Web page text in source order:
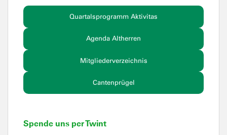
Quartalsprogramm Aktivitas
Agenda Altherren
Mitgliederverzeichnis
Cantenprügel
Spende uns per Twint